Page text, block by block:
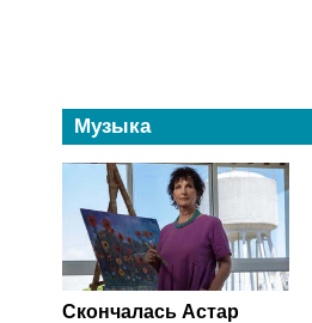
Музыка
Скончалась Астар